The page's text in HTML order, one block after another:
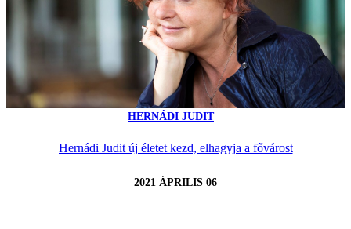
HERNÁDI JUDIT
Hernádi Judit új életet kezd, elhagyja a fővárost
2021 ÁPRILIS 06